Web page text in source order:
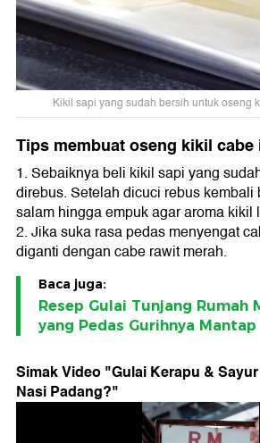
Kikil sapi yang sudah bersih untuk oseng
Tips membuat oseng kikil cabe
1. Sebaiknya beli kikil sapi yang
direbus. Setelah dicuci rebus kembali
salam hingga empuk agar aroma kikil
2. Jika suka rasa pedas menyengat
diganti dengan cabe rawit merah.
Baca juga:
Resep Gulai Tunjang Rumah
yang Pedas Gurihnya Mantap
Simak Video "Gulai Kerapu &
Nasi Padang?"